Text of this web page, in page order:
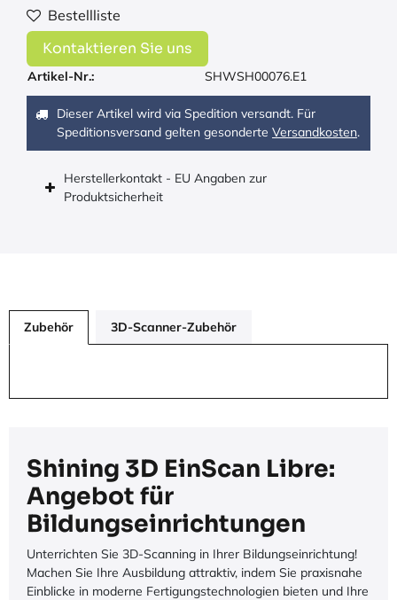
Bestellliste
Kontaktieren Sie uns
Artikel-Nr.: SHWSH00076.E1
Dieser Artikel wird via Spedition versandt. Für
Speditionsversand gelten gesonderte Versandkosten.
Herstellerkontakt - EU Angaben zur
Produktsicherheit
Zubehör 3D-Scanner-Zubehör
Shining 3D EinScan Libre:
Angebot für
Bildungseinrichtungen
Unterrichten Sie 3D-Scanning in Ihrer Bildungseinrichtung!
Machen Sie Ihre Ausbildung attraktiv, indem Sie praxisnahe
Einblicke in moderne Fertigungstechnologien bieten und Ihre